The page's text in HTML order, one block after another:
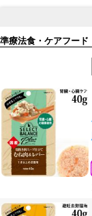
準療法食・ケアフード